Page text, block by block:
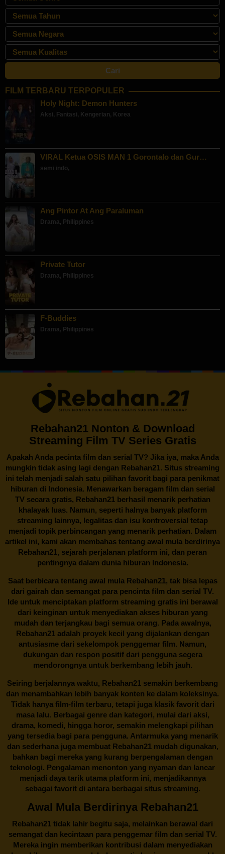
FILM TERBARU TERPOPULER
Holy Night: Demon Hunters
Aksi , Fantasi , Kengerian, Korea
VIRAL Ketua OSIS MAN 1 Gorontalo dan Gur…
semi indo,
Ang Pintor At Ang Paraluman
Drama, Philippines
Private Tutor
Drama, Philippines
F-Buddies
Drama, Philippines
Rebahan21 Nonton & Download
Streaming Film TV Series Gratis
Apakah Anda pecinta film dan serial TV? Jika iya, maka Anda
mungkin tidak asing lagi dengan Rebahan21. Situs streaming
ini telah menjadi salah satu pilihan favorit bagi para penikmat
hiburan di Indonesia. Menawarkan beragam film dan serial
TV secara gratis, Rebahan21berhasil menarik perhatian
khalayak luas. Namun, seperti halnya banyak platform
streaming lainnya, legalitas dan isu kontroversial tetap
menjadi topik perbincangan yang menarik perhatian. Dalam
artikel ini, kami akan membahas tentang awal mula berdirinya
Rebahan21, sejarah perjalanan platform ini, dan peran
pentingnya dalam dunia hiburan Indonesia.
Saat berbicara tentang awal mula Rebahan21, tak bisa lepas
dari gairah dan semangat para pencinta film dan serial TV.
Ide untuk menciptakan platform streaming gratis ini berawal
dari keinginan untuk menyediakan akses hiburan yang
mudah dan terjangkau bagi semua orang. Pada awalnya,
Rebahan21 adalah proyek kecil yang dijalankan dengan
antusiasme dari sekelompok penggemar film. Namun,
dukungan dan respon positif dari pengguna segera
mendorongnya untuk berkembang lebih jauh.
Seiring berjalannya waktu, Rebahan21 semakin berkembang
dan menambahkan lebih banyak konten ke dalam koleksinya.
Tidak hanya film-film terbaru, tetapi juga klasik favorit dari
masa lalu. Berbagai genre dan kategori, mulai dari aksi,
drama, komedi, hingga horor, semakin melengkapi pilihan
yang tersedia bagi para pengguna. Antarmuka yang menarik
dan sederhana juga membuatRebahan21mudah digunakan,
bahkan bagi mereka yang kurang berpengalaman dengan
teknologi. Pengalaman menonton yang nyaman dan lancar
menjadi daya tarik utama platform ini, menjadikannya
sebagai favorit di antara berbagai situs streaming.
Awal Mula Berdirinya Rebahan21
Rebahan21 tidak lahir begitu saja, melainkan berawal dari
semangat dan kecintaan para penggemar film dan serial TV.
Mereka ingin memberikan kontribusi dalam menyediakan